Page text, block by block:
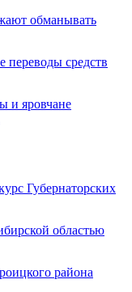
обманывать
переводы средств
и яровчане
Губернаторских
областью
района